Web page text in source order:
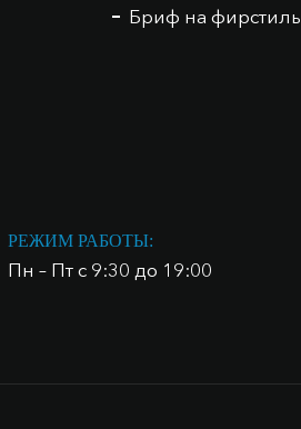
Бриф на фирстиль
РЕЖИМ РАБОТЫ:
Пн – Пт с 9:30 до 19:00